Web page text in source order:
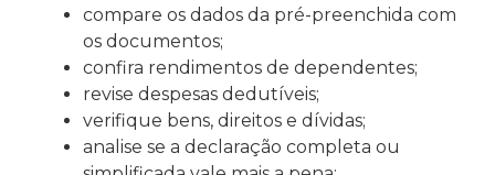
compare os dados da pré-preenchida com
os documentos;
confira rendimentos de dependentes;
revise despesas dedutíveis;
verifique bens, direitos e dívidas;
analise se a declaração completa ou